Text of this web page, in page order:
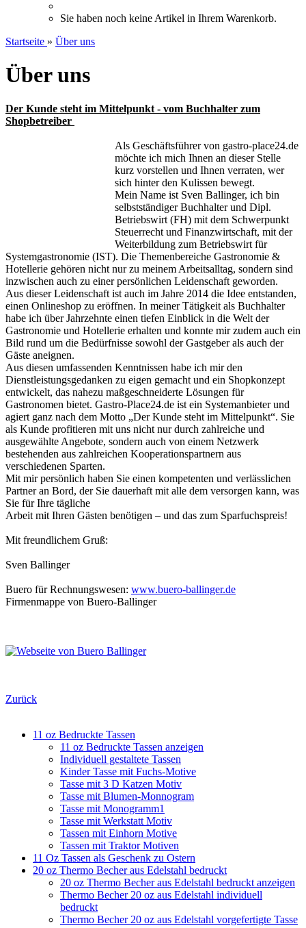
Sie haben noch keine Artikel in Ihrem Warenkorb.
Startseite » Über uns
Über uns
Der Kunde steht im Mittelpunkt - vom Buchhalter zum
Shopbetreiber
Als Geschäftsführer von gastro-place24.de
möchte ich mich Ihnen an dieser Stelle
kurz vorstellen und Ihnen verraten, wer
sich hinter den Kulissen bewegt.
Mein Name ist Sven Ballinger, ich bin
selbstständiger Buchhalter und Dipl.
Betriebswirt (FH) mit dem Schwerpunkt
Steuerrecht und Finanzwirtschaft, mit der
Weiterbildung zum Betriebswirt für
Systemgastronomie (IST). Die Themenbereiche Gastronomie &
Hotellerie gehören nicht nur zu meinem Arbeitsalltag, sondern sind
inzwischen auch zu einer persönlichen Leidenschaft geworden.
Aus dieser Leidenschaft ist auch im Jahre 2014 die Idee entstanden,
einen Onlineshop zu eröffnen. In meiner Tätigkeit als Buchhalter
habe ich über Jahrzehnte einen tiefen Einblick in die Welt der
Gastronomie und Hotellerie erhalten und konnte mir zudem auch ein
Bild rund um die Bedürfnisse sowohl der Gastgeber als auch der
Gäste aneignen.
Aus diesen umfassenden Kenntnissen habe ich mir den
Dienstleistungsgedanken zu eigen gemacht und ein Shopkonzept
entwickelt, das nahezu maßgeschneiderte Lösungen für
Gastronomen bietet. Gastro-Place24.de ist ein Systemanbieter und
agiert ganz nach dem Motto „Der Kunde steht im Mittelpunkt“. Sie
als Kunde profitieren mit uns nicht nur durch zahlreiche und
ausgewählte Angebote, sondern auch von einem Netzwerk
bestehenden aus zahlreichen Kooperationspartnern aus
verschiedenen Sparten.
Mit mir persönlich haben Sie einen kompetenten und verlässlichen
Partner an Bord, der Sie dauerhaft mit alle dem versorgen kann, was
Sie für Ihre tägliche
Arbeit mit Ihren Gästen benötigen – und das zum Sparfuchspreis!
Mit freundlichem Gruß:
Sven Ballinger
Buero für Rechnungswesen: www.buero-ballinger.de
Firmenmappe von Buero-Ballinger
Zurück
11 oz Bedruckte Tassen
11 oz Bedruckte Tassen anzeigen
Individuell gestaltete Tassen
Kinder Tasse mit Fuchs-Motive
Tasse mit 3 D Katzen Motiv
Tasse mit Blumen-Monnogram
Tasse mit Monogramm1
Tasse mit Werkstatt Motiv
Tassen mit Einhorn Motive
Tassen mit Traktor Motiven
11 Oz Tassen als Geschenk zu Ostern
20 oz Thermo Becher aus Edelstahl bedruckt
20 oz Thermo Becher aus Edelstahl bedruckt anzeigen
Thermo Becher 20 oz aus Edelstahl individuell
bedruckt
Thermo Becher 20 oz aus Edelstahl vorgefertigte Tasse